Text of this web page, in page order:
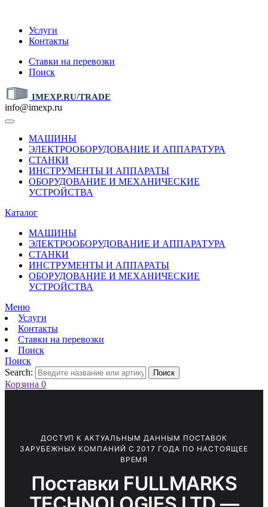
Услуги
Контакты
Ставки на перевозки
Поиск
IMEXP.RU/TRADE
info@imexp.ru
МАШИНЫ
ЭЛЕКТРООБОРУДОВАНИЕ И АППАРАТУРА
СТАНКИ
ИНСТРУМЕНТЫ И АППАРАТЫ
ОБОРУДОВАНИЕ И МЕХАНИЧЕСКИЕ
УСТРОЙСТВА
Каталог
МАШИНЫ
ЭЛЕКТРООБОРУДОВАНИЕ И АППАРАТУРА
СТАНКИ
ИНСТРУМЕНТЫ И АППАРАТЫ
ОБОРУДОВАНИЕ И МЕХАНИЧЕСКИЕ
УСТРОЙСТВА
Меню
Услуги
Контакты
Ставки на перевозки
Поиск
Поиск
Search:
Поиск
Корзина 0
ДОСТУП К АКТУАЛЬНЫМ ДАННЫМ ПОСТАВОК
ЗАРУБЕЖНЫХ КОМПАНИЙ С 2017 ГОДА ПО НАСТОЯЩЕЕ
ВРЕМЯ
Поставки FULLMARKS